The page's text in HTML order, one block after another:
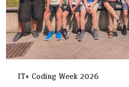
IT+ Coding Week 2026